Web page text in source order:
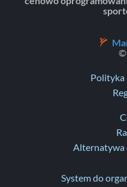
©
Polityka
Alternatywa
System do